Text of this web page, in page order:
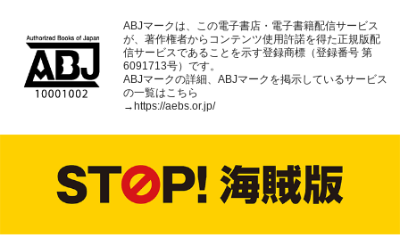
ABJマークは、この電子書店・電子書籍配信サービス
が、著作権者からコンテンツ使用許諾を得た正規版配
信サービスであることを示す登録商標（登録番号 第
6091713号）です。
ABJマークの詳細、ABJマークを掲示しているサービス
の一覧はこちら
→ https://aebs.or.jp/